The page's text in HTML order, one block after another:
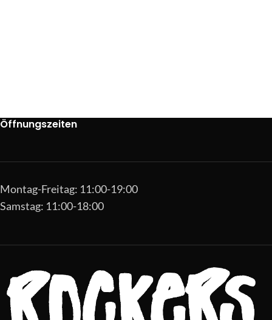
Öffnungszeiten
Montag-Freitag: 11:00-19:00
Samstag: 11:00-18:00